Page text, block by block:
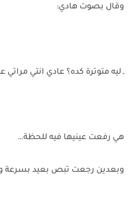
وقال بصوت هادي:
ـ ليه متوترة كده؟ عادي انتي مراتي
هي رفعت عينيها فيه للحظة…
وبعدين رجعت تبص بعيد بسرعة